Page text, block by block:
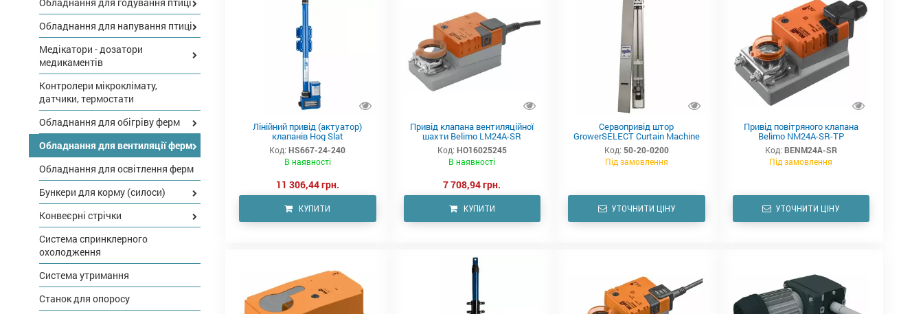
Лінійний привід (актуатор)
клапанів Hog Slat
Код: HS667-24-240
В наявності
11 306,44 грн.
КУПИТИ
Привід клапана вентиляційної
шахти Belimo LM24A-SR
Код: HO16025245
В наявності
7 708,94 грн.
КУПИТИ
Сервопривід штор
GrowerSELECT Curtain Machine
Код: 50-20-0200
Під замовлення
УТОЧНИТИ ЦІНУ
Привід повітряного клапана
Belimo NM24A-SR-TP
Код: BENM24A-SR
Під замовлення
УТОЧНИТИ ЦІНУ
Обладнання для напування птиці
Медікатори - дозатори
медикаментів
Контролери мікроклімату,
датчики, термостати
Обладнання для обігріву ферм
Обладнання для вентиляції ферм
Обладнання для освітлення ферм
Бункери для корму (силоси)
Конвеєрні стрічки
Система спринклерного
охолодження
Система утримання
Станок для опоросу